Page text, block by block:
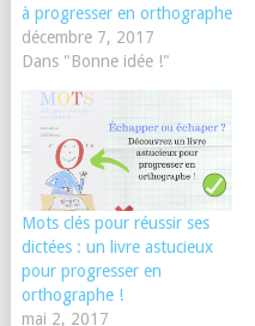
à progresser en orthographe
décembre 7, 2017
Dans "Bonne idée !"
Mots clés pour réussir ses
dictées : un livre astucieux
pour progresser en
orthographe !
mai 2, 2017